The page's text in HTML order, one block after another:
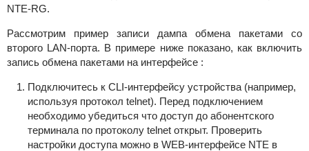
NTE-RG.
Рассмотрим пример записи дампа обмена пакетами со
второго LAN-порта. В примере ниже показано, как включить
запись обмена пакетами на интерфейсе :
Подключитесь к CLI-интерфейсу устройства (например,
используя протокол telnet). Перед подключением
необходимо убедиться что доступ до абонентского
терминала по протоколу telnet открыт. Проверить
настройки доступа можно в WEB-интерфейсе NTE в